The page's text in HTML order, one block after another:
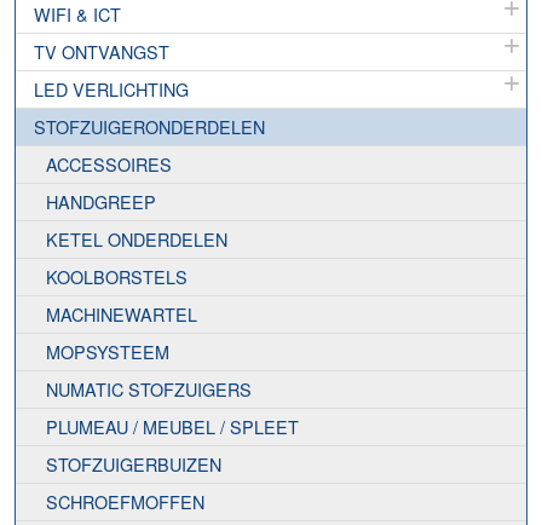
WIFI & ICT
TV ONTVANGST
LED VERLICHTING
STOFZUIGERONDERDELEN
ACCESSOIRES
HANDGREEP
KETEL ONDERDELEN
KOOLBORSTELS
MACHINEWARTEL
MOPSYSTEEM
NUMATIC STOFZUIGERS
PLUMEAU / MEUBEL / SPLEET
STOFZUIGERBUIZEN
SCHROEFMOFFEN